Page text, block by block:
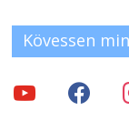
Kövessen